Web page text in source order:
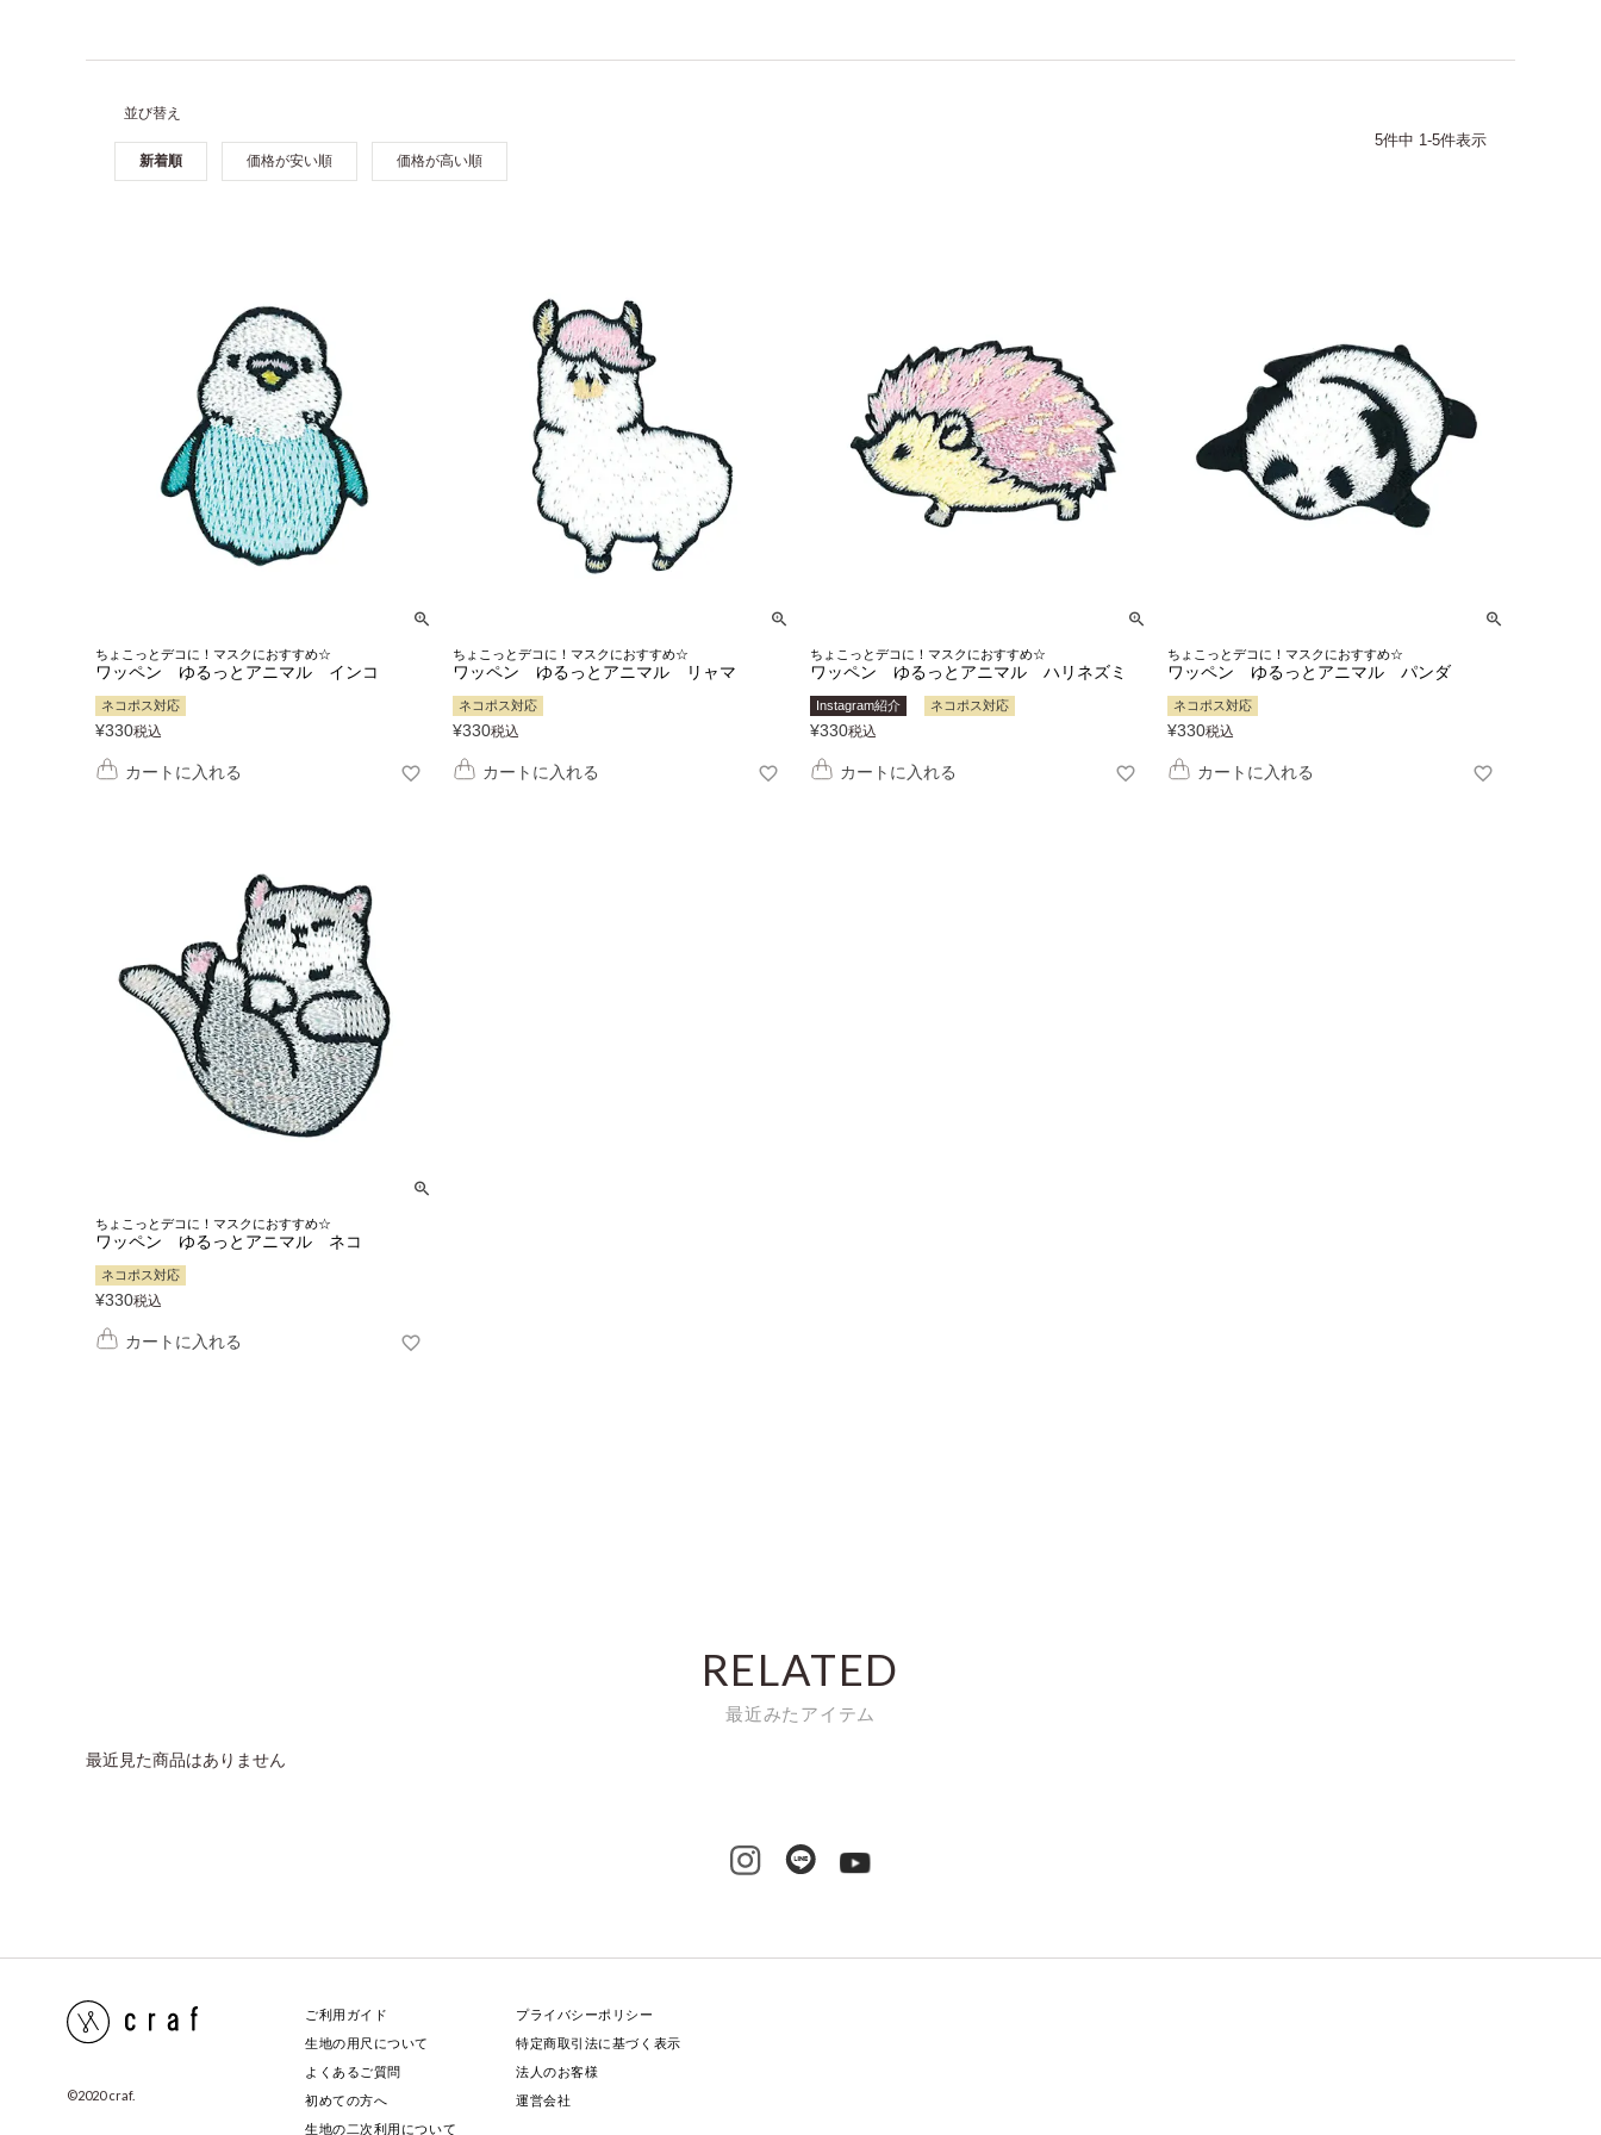
並び替え
新着順 価格が安い順 価格が高い順
5件中 1-5件表示
ちょこっとデコに！マスクにおすすめ☆
ワッペン ゆるっとアニマル インコ
ネコポス対応
¥330税込
カートに入れる
ちょこっとデコに！マスクにおすすめ☆
ワッペン ゆるっとアニマル リャマ
ネコポス対応
¥330税込
カートに入れる
ちょこっとデコに！マスクにおすすめ☆
ワッペン ゆるっとアニマル ハリネズミ
Instagram紹介 ネコポス対応
¥330税込
カートに入れる
ちょこっとデコに！マスクにおすすめ☆
ワッペン ゆるっとアニマル パンダ
ネコポス対応
¥330税込
カートに入れる
ちょこっとデコに！マスクにおすすめ☆
ワッペン ゆるっとアニマル ネコ
ネコポス対応
¥330税込
カートに入れる
RELATED
最近みたアイテム
最近見た商品はありません
ご利用ガイド
生地の用尺について
よくあるご質問
初めての方へ
生地の二次利用について
プライバシーポリシー
特定商取引法に基づく表示
法人のお客様
運営会社
©️2020 craf.